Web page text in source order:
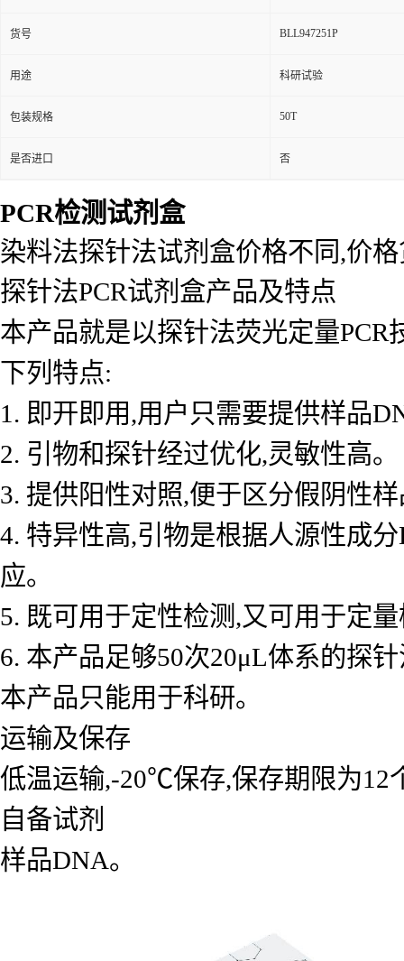
货号 BLL947251P
用途 科研试验
包装规格 50T
是否进口 否
PCR检测试剂盒
染料法探针法试剂盒价格不同,价
探针法PCR试剂盒产品及特点
本产品就是以探针法荧光定量
下列特点:
1. 即开即用,用户只需要提供样品
2. 引物和探针经过优化,灵敏性高。
3. 提供阳性对照,便于区分假阴性
4. 特异性高,引物是根据人源性成
应。
5. 既可用于定性检测,又可用于定
6. 本产品足够50次20μL体系的探
本产品只能用于科研。
运输及保存
低温运输,-20℃保存,保存期限为12
自备试剂
样品DNA。